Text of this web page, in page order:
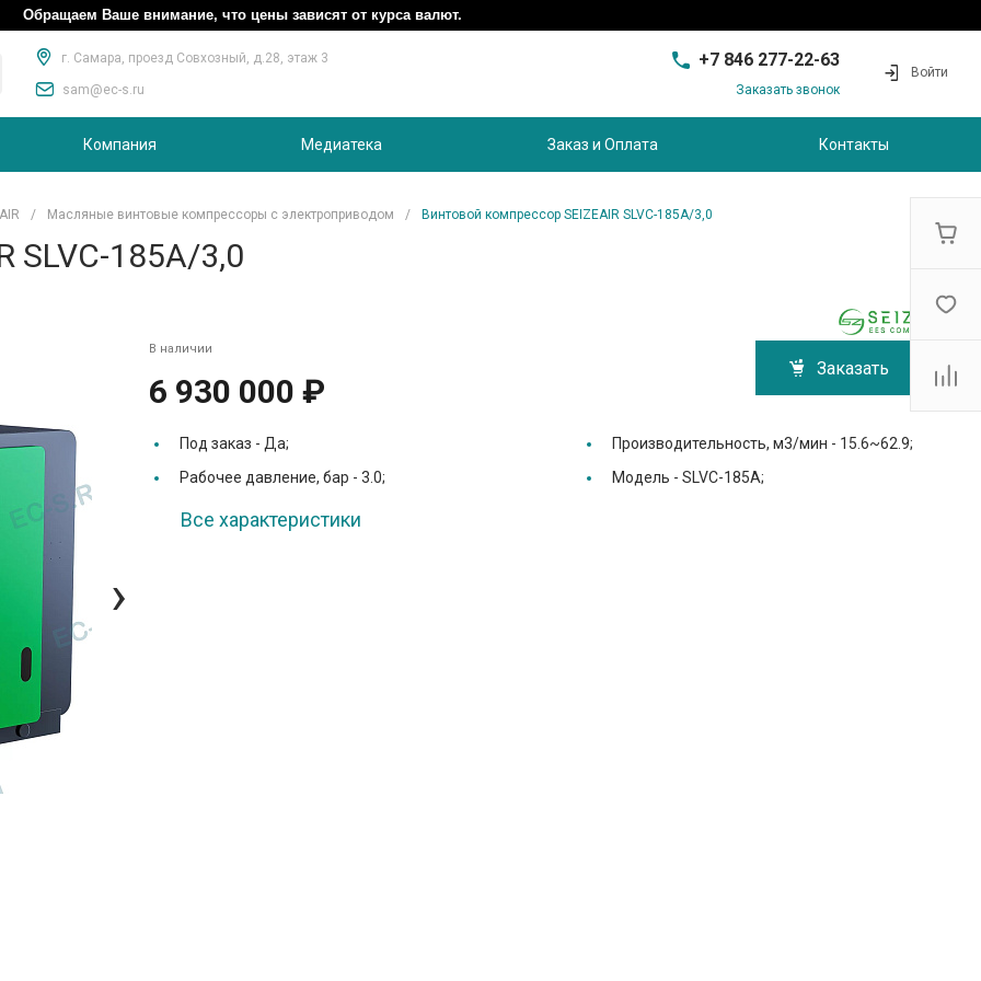
Обращаем Ваше внимание, что цены зависят от курса валют.
г. Самара, проезд Совхозный, д.28, этаж 3
sam@ec-s.ru
+7 846 277-22-63
+7 846 277-22-63
Совхозный, д.28, этаж 3
Заказать звонок
Войти
Компания Медиатека Заказ и Оплата Контакты
/ Масляные винтовые компрессоры с электроприводом / Винтовой компрессор SEIZEAIR SLVC-185A/3,0
SLVC-185A/3,0
›
В наличии
6 930 000 ₽
Заказать
Под заказ - Да; Производительность, м3/мин - 15.6~62.9;
Рабочее давление, бар -3.0; Модель -SLVC-185A;
Все характеристики